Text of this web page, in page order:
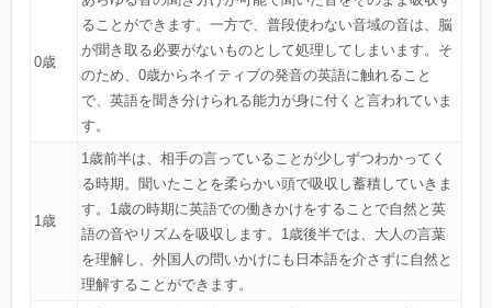
0歳
ることができます。一方で、普段使わない音域の音は、脳
が聞き取る必要がないものとして処理してしまいます。そ
のため、0歳からネイティブの発音の英語に触れること
で、英語を聞き分けられる能力が身に付くと言われていま
す。
1歳
1歳前半は、相手の言っていることが少しずつわかってく
る時期。聞いたことを柔らかい頭で吸収し蓄積していきま
す。1歳の時期に英語での働きかけをすることで自然と英
語の音やリズムを吸収します。1歳後半では、大人の言葉
を理解し、外国人の問いかけにも日本語を介さずに自然と
理解することができます。